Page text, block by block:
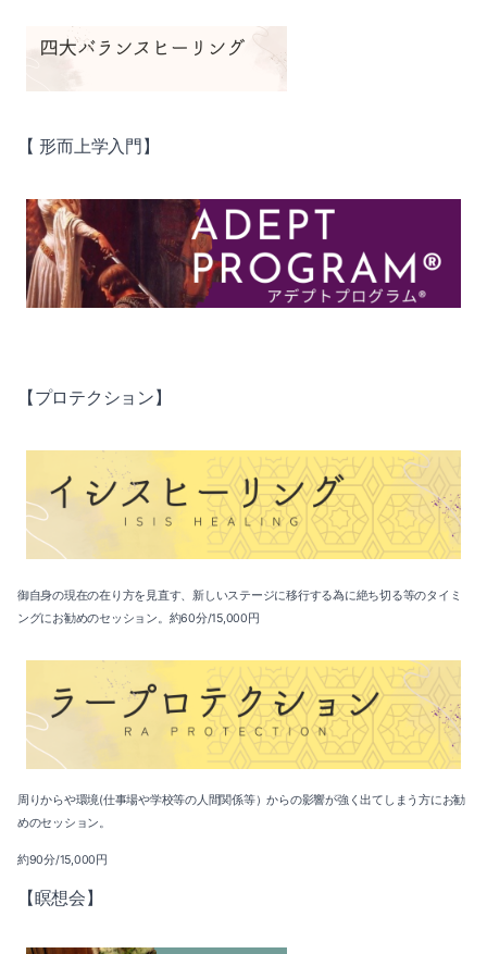
【 形而上学入門】
【プロテクション】
御自身の現在の在り方を見直す、新しいステージに移行する為に絶ち切る等のタイミ
ングにお勧めのセッション。約60分/15,000円
周りからや環境(仕事場や学校等の人間関係等）からの影響が強く出てしまう方にお勧
めのセッション。
約90分/15,000円
【瞑想会】